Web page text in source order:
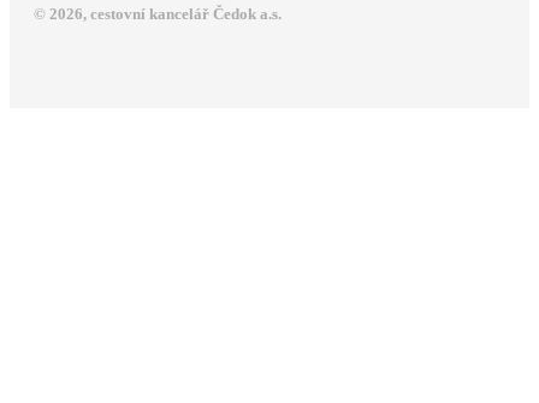
© 2026, cestovní kancelář Čedok a.s.